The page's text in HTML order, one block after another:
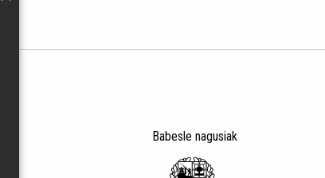
Babesle nagusiak